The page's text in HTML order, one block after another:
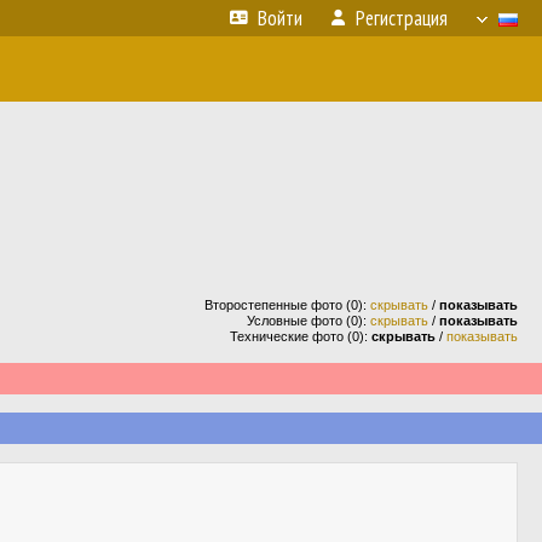
Войти Регистрация
Второстепенные фото (0): скрывать / показывать
Условные фото (0): скрывать / показывать
Технические фото (0): скрывать / показывать